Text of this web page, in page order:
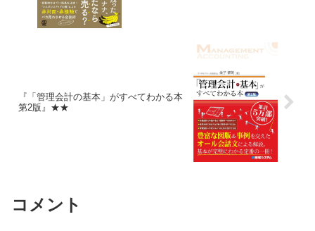
『「管理会計の基本」がすべてわかる本
第2版』★★
コメント